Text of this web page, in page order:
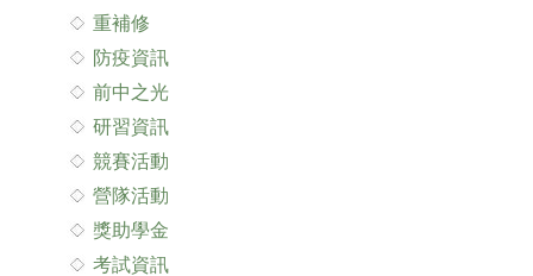
重補修
防疫資訊
前中之光
研習資訊
競賽活動
營隊活動
獎助學金
考試資訊